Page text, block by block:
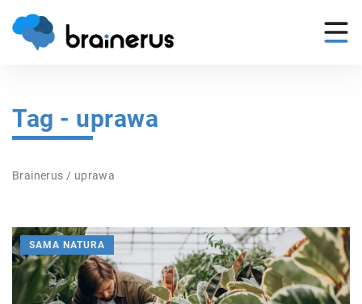
Tag - uprawa
Brainerus / uprawa
SAMA NATURA